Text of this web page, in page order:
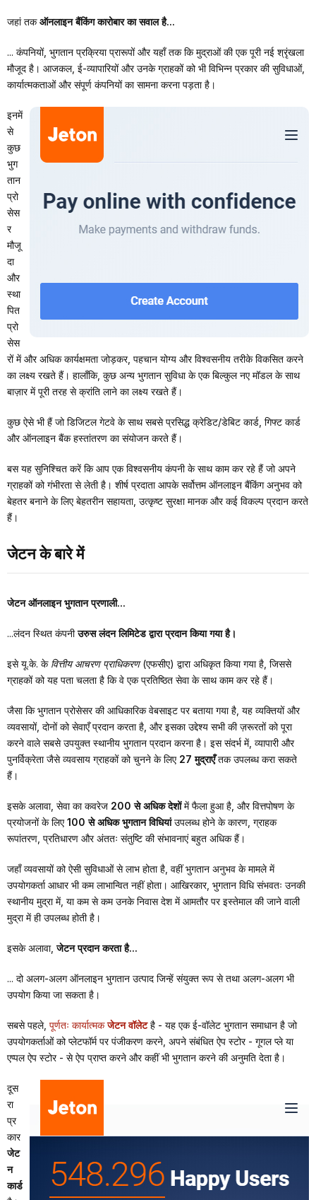
जहां तकऑनलाइन बैंकिंग कारोबार का सवाल है...
... कंपनियों, भुगतान प्रक्रिया प्रारूपों और यहाँ तक कि मुद्राओं की एक पूरी नई श्रृंखला
मौजूद है। आजकल, ई-व्यापारियों और उनके ग्राहकों को भी विभिन्न प्रकार की सुविधाओं,
कार्यात्मकताओं और संपूर्ण कंपनियों का सामना करना पड़ता है।
इनमें
से
कुछ
भुग
तान
प्रो
सेस
र
मौजू
दा
और
स्था
पित
प्रो
सेस
रों में और अधिक कार्यक्षमता जोड़कर, पहचान योग्य और विश्वसनीय तरीके विकसित करने
का लक्ष्य रखते हैं। हालाँकि, कुछ अन्य भुगतान सुविधा के एक बिल्कुल नए मॉडल के साथ
बाज़ार में पूरी तरह से क्रांति लाने का लक्ष्य रखते हैं।
कुछ ऐसे भी हैं जो डिजिटल गेटवे के साथ सबसे प्रसिद्ध क्रेडिट/डेबिट कार्ड, गिफ्ट कार्ड
और ऑनलाइन बैंक हस्तांतरण का संयोजन करते हैं।
बस यह सुनिश्चित करें कि आप एक विश्वसनीय कंपनी के साथ काम कर रहे हैं जो अपने
ग्राहकों को गंभीरता से लेती है। शीर्ष प्रदाता आपके सर्वोत्तम ऑनलाइन बैंकिंग अनुभव को
बेहतर बनाने के लिए बेहतरीन सहायता, उत्कृष्ट सुरक्षा मानक और कई विकल्प प्रदान करते
हैं।
जेटन के बारे में
जेटन ऑनलाइन भुगतान प्रणाली...
...लंदन स्थित कंपनीउरुस लंदन लिमिटेड द्वारा प्रदान किया गया है।
इसे यू.के. के वित्तीय आचरण प्राधिकरण(एफसीए) द्वारा अधिकृत किया गया है, जिससे
ग्राहकों को यह पता चलता है कि वे एक प्रतिष्ठित सेवा के साथ काम कर रहे हैं।
जैसा कि भुगतान प्रोसेसर की आधिकारिक वेबसाइट पर बताया गया है, यह व्यक्तियों और
व्यवसायों, दोनों को सेवाएँ प्रदान करता है, और इसका उद्देश्य सभी की ज़रूरतों को पूरा
करने वाले सबसे उपयुक्त स्थानीय भुगतान प्रदान करना है। इस संदर्भ में, व्यापारी और
पुनर्विक्रेता जैसे व्यवसाय ग्राहकों को चुनने के लिए 27 मुद्राएँतक उपलब्ध करा सकते
हैं।
इसके अलावा, सेवा का कवरेज 200 से अधिक देशोंमें फैला हुआ है, और वित्तपोषण के
प्रयोजनों के लिए100 से अधिक भुगतान विधियांउपलब्ध होने के कारण, ग्राहक
रूपांतरण, प्रतिधारण और अंततः संतुष्टि की संभावनाएं बहुत अधिक हैं।
जहाँ व्यवसायों को ऐसी सुविधाओं से लाभ होता है, वहीं भुगतान अनुभव के मामले में
उपयोगकर्ता आधार भी कम लाभान्वित नहीं होता। आखिरकार, भुगतान विधि संभवतः उनकी
स्थानीय मुद्रा में, या कम से कम उनके निवास देश में आमतौर पर इस्तेमाल की जाने वाली
मुद्रा में ही उपलब्ध होती है।
इसके अलावा,जेटन प्रदान करता है...
... दो अलग-अलग ऑनलाइन भुगतान उत्पाद जिन्हें संयुक्त रूप से तथा अलग-अलग भी
उपयोग किया जा सकता है।
सबसे पहले, पूर्णतः कार्यात्मकजेटन वॉलेटहै - यह एक ई-वॉलेट भुगतान समाधान है जो
उपयोगकर्ताओं को प्लेटफॉर्म पर पंजीकरण करने, अपने संबंधित ऐप स्टोर - गूगल प्ले या
एप्पल ऐप स्टोर - से ऐप प्राप्त करने और कहीं भी भुगतान करने की अनुमति देता है।
दूस
रा
प्र
कार
जेट
न
कार्ड